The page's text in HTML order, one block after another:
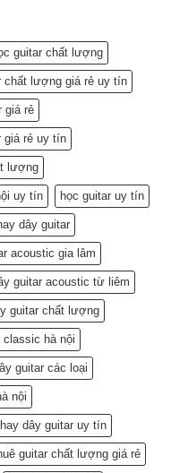
guitar chất lượng
chất lượng giá rẻ uy tín
giá rẻ
giá rẻ uy tín
lượng
uy tín học guitar uy tín
dây guitar
acoustic gia lâm
guitar acoustic từ liêm
guitar chất lượng
classic hà nội
guitar các loại
nội
dây guitar uy tín
guitar chất lượng giá rẻ